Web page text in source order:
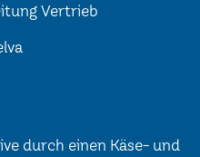
Vertrieb
durch einen Käse- und